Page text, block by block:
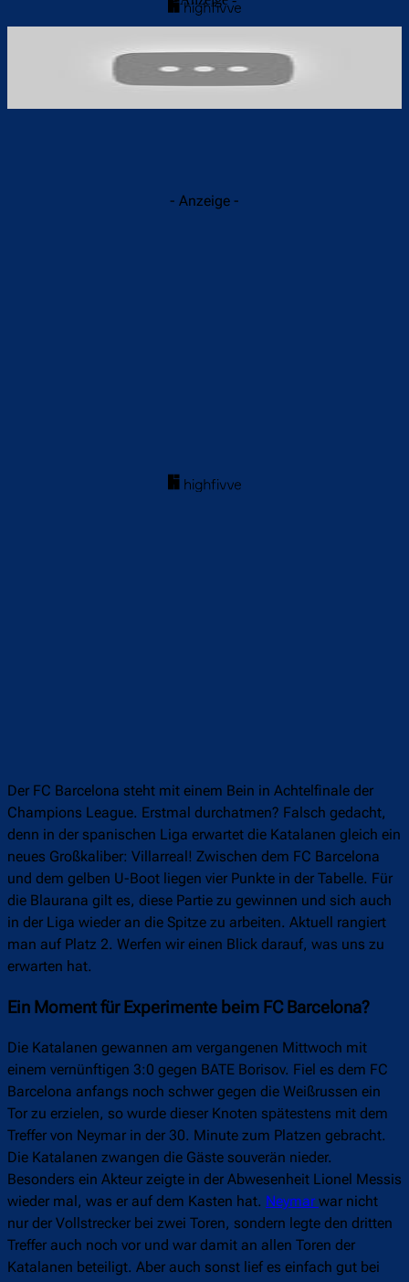
- Anzeige -
Der FC Barcelona steht mit einem Bein in Achtelfinale der
Champions League. Erstmal durchatmen? Falsch gedacht,
denn in der spanischen Liga erwartet die Katalanen gleich ein
neues Großkaliber: Villarreal! Zwischen dem FC Barcelona
und dem gelben U-Boot liegen vier Punkte in der Tabelle. Für
die Blaurana gilt es, diese Partie zu gewinnen und sich auch
in der Liga wieder an die Spitze zu arbeiten. Aktuell rangiert
man auf Platz 2. Werfen wir einen Blick darauf, was uns zu
erwarten hat.
Ein Moment für Experimente beim FC Barcelona?
Die Katalanen gewannen am vergangenen Mittwoch mit
einem vernünftigen 3:0 gegen BATE Borisov. Fiel es dem FC
Barcelona anfangs noch schwer gegen die Weißrussen ein
Tor zu erzielen, so wurde dieser Knoten spätestens mit dem
Treffer von Neymar in der 30. Minute zum Platzen gebracht.
Die Katalanen zwangen die Gäste souverän nieder.
Besonders ein Akteur zeigte in der Abwesenheit Lionel Messis
wieder mal, was er auf dem Kasten hat. Neymarwar nicht
nur der Vollstrecker bei zwei Toren, sondern legte den dritten
Treffer auch noch vor und war damit an allen Toren der
Katalanen beteiligt. Aber auch sonst lief es einfach gut bei